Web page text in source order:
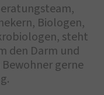
Biologen,
steht
den Darm und
gerne